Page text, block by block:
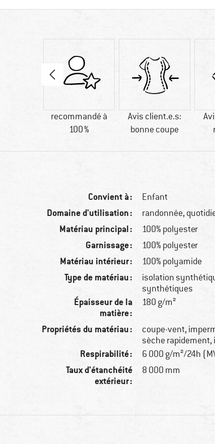
recommandé à
100 %
Avis client.e.s:
bonne coupe
Convient à : Enfant
Domaine d'utilisation : randonnée,
Matériau principal : 100% polyester
Garnissage : 100% polyester
Matériau intérieur : 100% polyamide
Type de matériau :
isolation
synthétiques
Épaisseur de la
matière :
180 g/m²
Propriétés du matériau :
coupe-vent,
sèche rapidement,
Respirabilité : 6 000 g/m²/24h
Taux d'étanchéité
extérieur :
8 000 mm